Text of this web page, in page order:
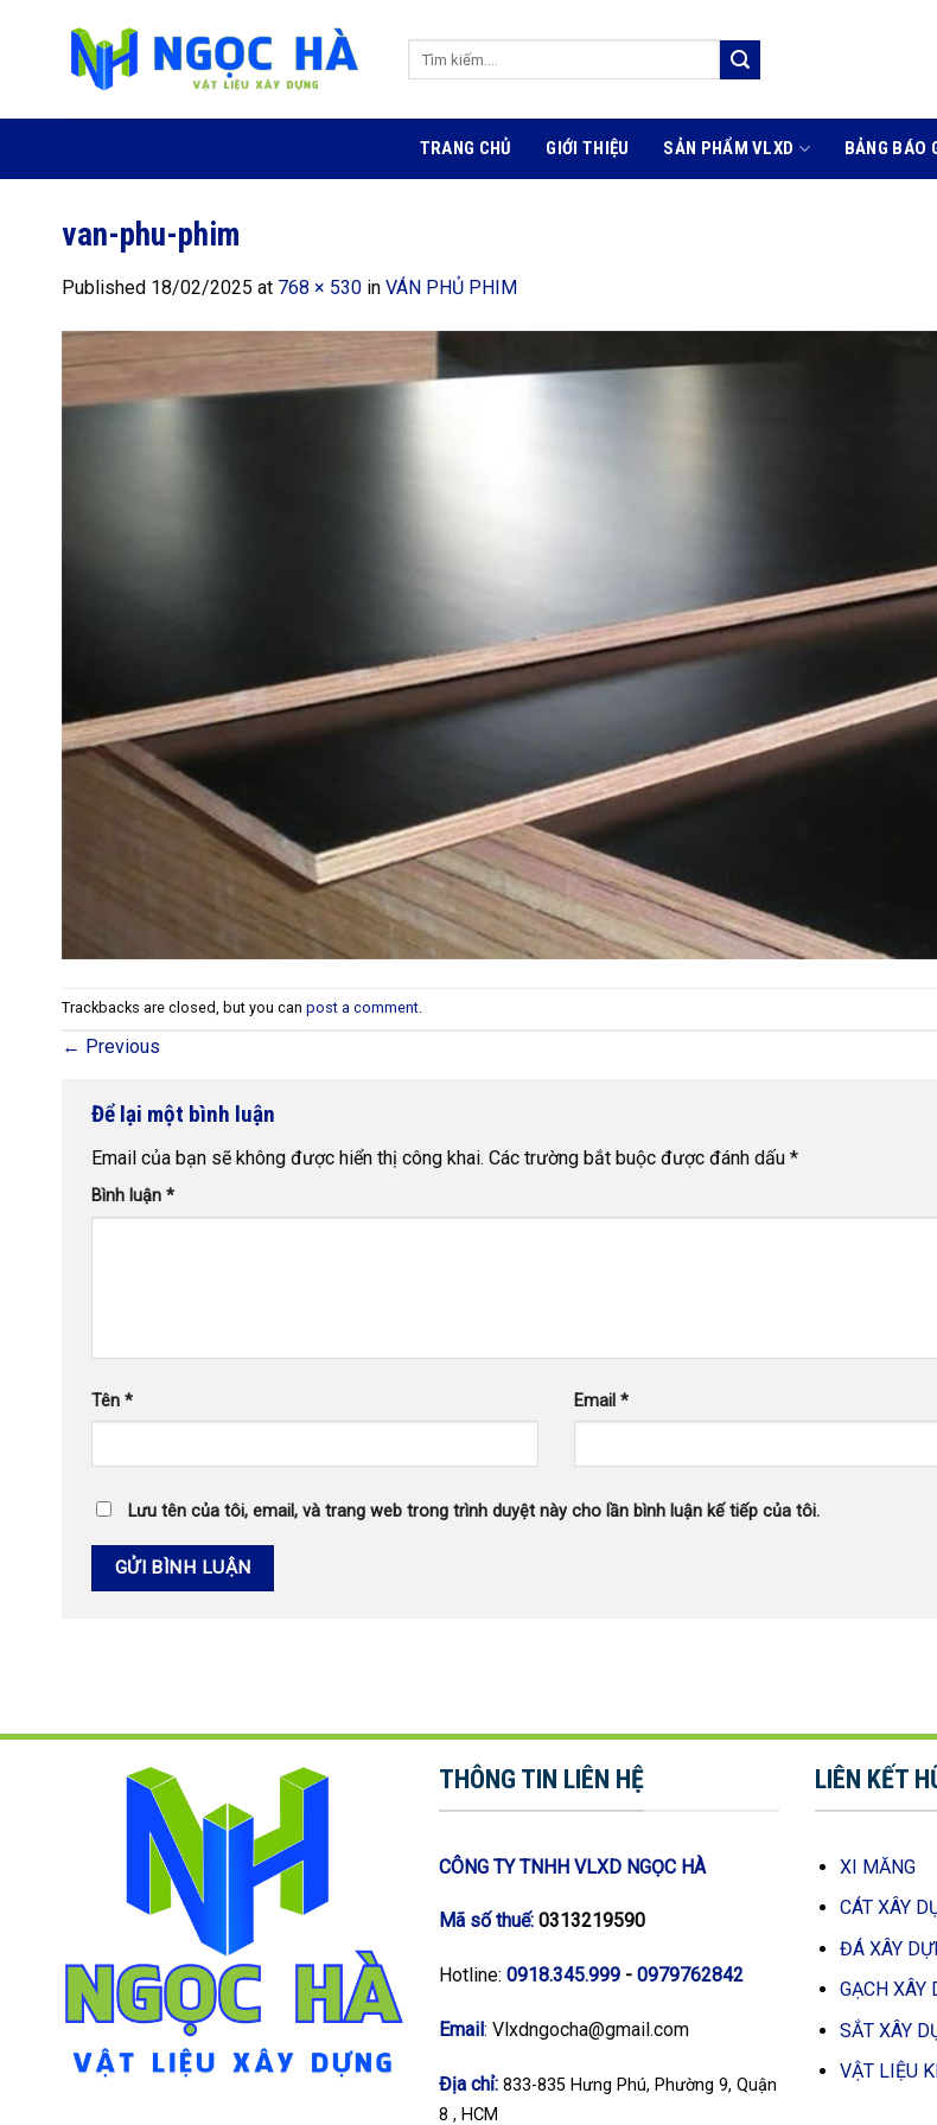
TRANG CHỦ GIỚI THIỆU SẢN PHẨM VLXD BẢNG BÁO
van-phu-phim
Published 18/02/2025 at 768 × 530 in VÁN PHỦ PHIM
Trackbacks are closed, but you can post a comment
← Previous
Để lại một bình luận
Email của bạn sẽ không được hiển thị công khai. Các trường bắt buộc được đánh dấu *
Bình luận *
Tên * Email *
Lưu tên của tôi, email, và trang web trong trình duyệt này cho lần bình luận kế tiếp của tôi.
THÔNG TIN LIÊN HỆ
CÔNG TY TNHH VLXD NGỌC HÀ
Mã số thuế:0313219590
Hotline: 0918.345.999- 0979762842
Email: Vlxdngocha@gmail.com
Địa chỉ: 833-835 Hưng Phú, Phường 9, Quận
8 , HCM
LIÊN KẾT
XI MĂNG
CÁT XÂY
ĐÁ XÂY
GẠCH XÂY
SẮT XÂY
VẬT LIỆU